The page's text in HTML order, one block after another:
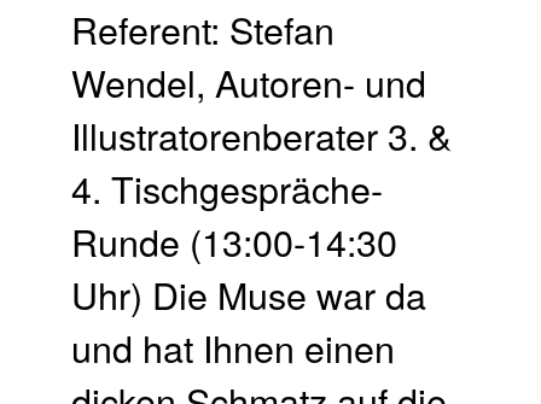
Referent: Stefan
Wendel, Autoren- und
Illustratorenberater 3. &
4. Tischgespräche-
Runde (13:00-14:30
Uhr) Die Muse war da
und hat Ihnen einen